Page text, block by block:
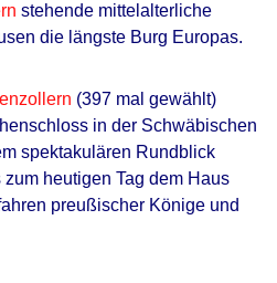
stehende mittelalterliche
die längste Burg Europas.
(397 mal gewählt)
in der Schwäbischen
spektakulären Rundblick
zum heutigen Tag dem Haus
preußischer Könige und